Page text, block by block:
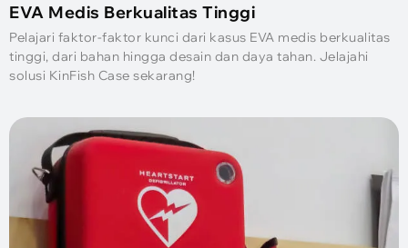
EVA Medis Berkualitas Tinggi
Pelajari faktor-faktor kunci dari kasus EVA medis berkualitas
tinggi, dari bahan hingga desain dan daya tahan. Jelajahi
solusi KinFish Case sekarang!